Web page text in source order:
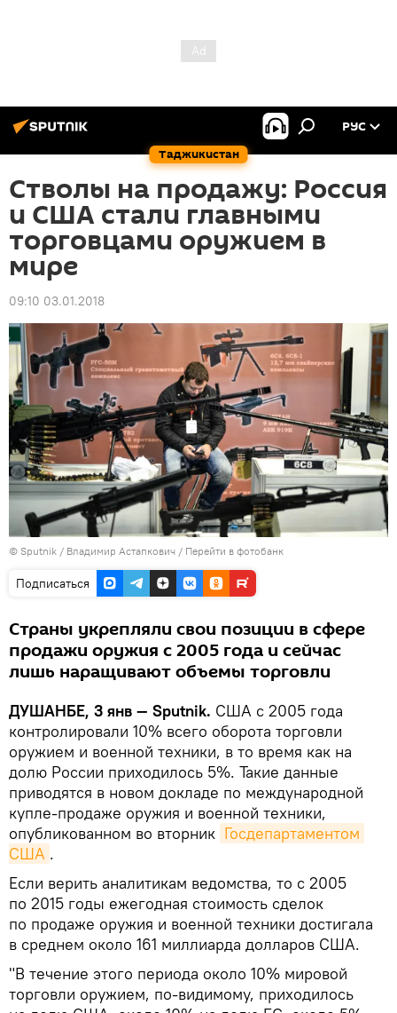
Таджикистан
РУС
Стволы на продажу: Россия
и США стали главными
торговцами оружием в
мире
09:10 03.01.2018
© Sputnik / Владимир Астапкович / Перейти в фотобанк
Подписаться
Страны укрепляли свои позиции в сфере
продажи оружия с 2005 года и сейчас
лишь наращивают объемы торговли
ДУШАНБЕ, 3 янв — Sputnik. США с 2005 года
контролировали 10% всего оборота торговли
оружием и военной техники, в то время как на
долю России приходилось 5%. Такие данные
приводятся в новом докладе по международной
купле-продаже оружия и военной техники,
опубликованном во вторник Госдепартаментом
США .
Если верить аналитикам ведомства, то с 2005
по 2015 годы ежегодная стоимость сделок
по продаже оружия и военной техники достигала
в среднем около 161 миллиарда долларов США.
"В течение этого периода около 10% мировой
торговли оружием, по-видимому, приходилось